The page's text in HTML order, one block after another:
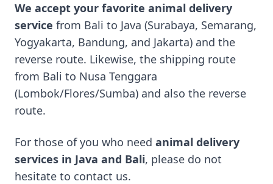
We accept your favorite animal delivery
service from Bali to Java (Surabaya, Semarang,
Yogyakarta, Bandung, and Jakarta) and the
reverse route. Likewise, the shipping route
from Bali to Nusa Tenggara
(Lombok/Flores/Sumba) and also the reverse
route.
For those of you who need animal delivery
services in Java and Bali, please do not
hesitate to contact us.